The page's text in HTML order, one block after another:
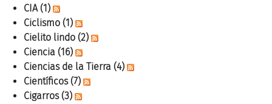
CIA (1)
Ciclismo (1)
Cielito lindo (2)
Ciencia (16)
Ciencias de la Tierra (4)
Científicos (7)
Cigarros (3)